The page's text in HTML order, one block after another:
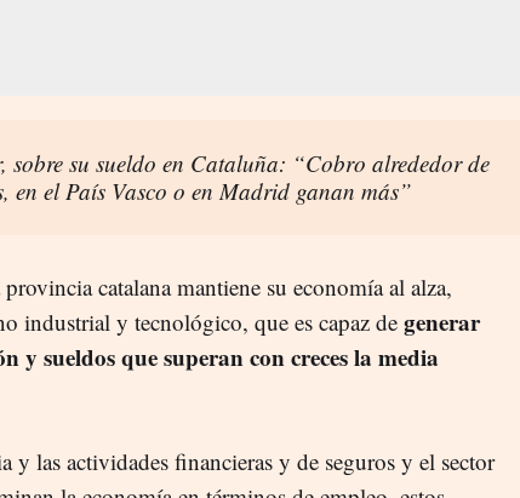
sobre su sueldo en Cataluña: “Cobro alrededor de
en el País Vasco o en Madrid ganan más”
catalana mantiene su economía al alza,
industrial y tecnológico, que es capaz de generar
y sueldos que superan con creces la media
y las actividades financieras y de seguros y el sector